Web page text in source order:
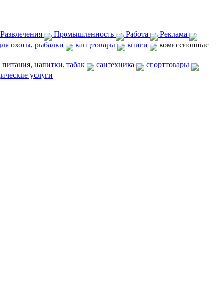
Промышленность Работа
Реклама
охоты, рыбалки
канцтовары книги комиссионные
напитки, табак сантехника
спорттовары
услуги